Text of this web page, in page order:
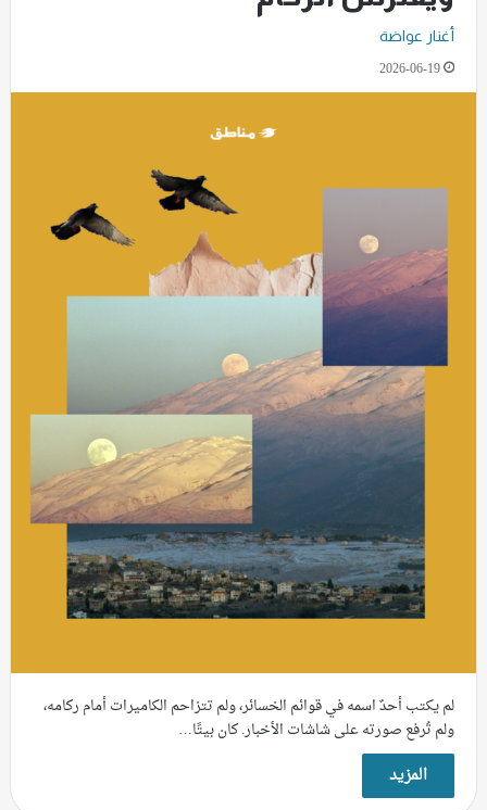
أغنار عواضة
2026-06-19
لم يكتب أحدٌ اسمه في قوائم الخسائر، ولم تتزاحم الكاميرات أمام ركامه،
ولم تُرفع صورته على شاشات الأخبار. كان بيتًا…
المزيد